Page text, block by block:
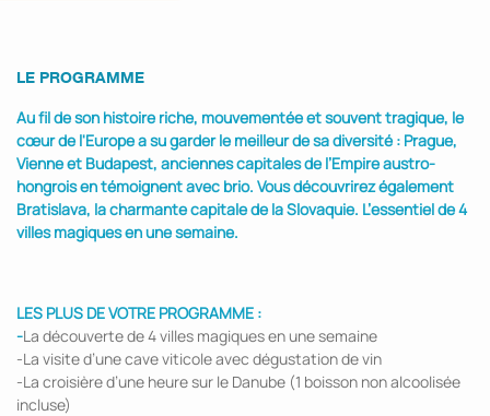
LE PROGRAMME
Au fil de son histoire riche, mouvementée et souvent tragique, le
cœur de l'Europe a su garder le meilleur de sa diversité : Prague,
Vienne et Budapest, anciennes capitales de l’Empire austro-
hongrois en témoignent avec brio. Vous découvrirez également
Bratislava, la charmante capitale de la Slovaquie. L’essentiel de 4
villes magiques en une semaine.
LES PLUS DE VOTRE PROGRAMME :
-La découverte de 4 villes magiques en une semaine
-La visite d’une cave viticole avec dégustation de vin
-La croisière d’une heure sur le Danube (1 boisson non alcoolisée
incluse)